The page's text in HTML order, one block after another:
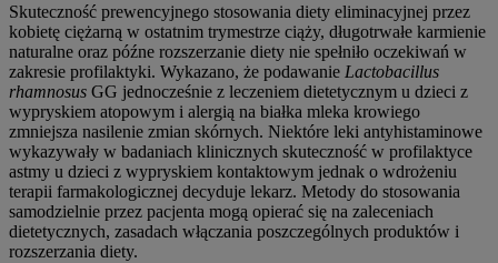
Skuteczność prewencyjnego stosowania diety eliminacyjnej przez
kobietę ciężarną w ostatnim trymestrze ciąży, długotrwałe karmienie
naturalne oraz późne rozszerzanie diety nie spełniło oczekiwań w
zakresie profilaktyki. Wykazano, że podawanie Lactobacillus
rhamnosus GG jednocześnie z leczeniem dietetycznym u dzieci z
wypryskiem atopowym i alergią na białka mleka krowiego
zmniejsza nasilenie zmian skórnych. Niektóre leki antyhistaminowe
wykazywały w badaniach klinicznych skuteczność w profilaktyce
astmy u dzieci z wypryskiem kontaktowym jednak o wdrożeniu
terapii farmakologicznej decyduje lekarz. Metody do stosowania
samodzielnie przez pacjenta mogą opierać się na zaleceniach
dietetycznych, zasadach włączania poszczególnych produktów i
rozszerzania diety.